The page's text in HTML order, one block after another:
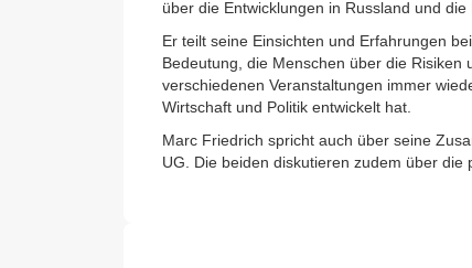
über die Entwicklungen in Russland und
Er teilt seine Einsichten und Erfahrungen
Bedeutung, die Menschen über die
verschiedenen Veranstaltungen immer
Wirtschaft und Politik entwickelt hat.
Marc Friedrich spricht auch über seine
UG. Die beiden diskutieren zudem über die